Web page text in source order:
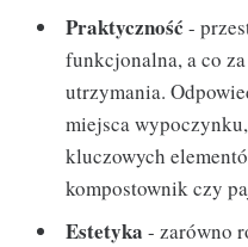
Praktyczność -
funkcjonalna, a co
utrzymania.
miejsca
kluczowych
kompostownik czy
Estetyka - zarówno